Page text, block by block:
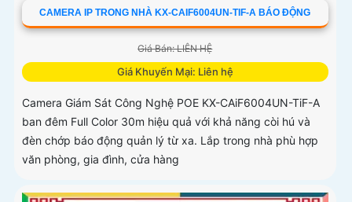
CAMERA IP TRONG NHÀ KX-CAIF6004UN-TIF-A BÁO ĐỘNG
Giá Bán: LIÊN HỆ
Giá Khuyến Mại: Liên hệ
Camera Giám Sát Công Nghệ POE KX-CAiF6004UN-TiF-A
ban đêm Full Color 30m hiệu quả với khả năng còi hú và
đèn chớp báo động quản lý từ xa. Lắp trong nhà phù hợp
văn phòng, gia đình, cửa hàng